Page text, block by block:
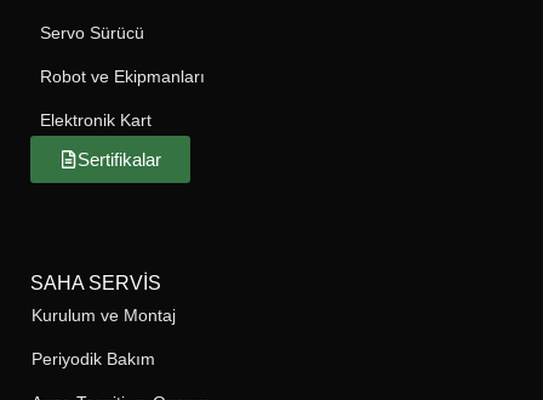
Servo Sürücü
Robot ve Ekipmanları
Elektronik Kart
Sertifikalar
SAHA SERVIS
Kurulum ve Montaj
Periyodik Bakım